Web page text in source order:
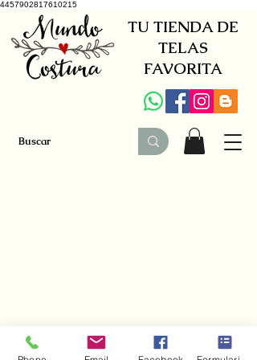
4457902817610215
TU TIENDA DE
TELAS
FAVORITA
+34 941579600 +34 650030142